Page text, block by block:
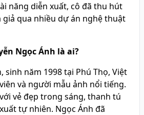
năng diễn xuất, cô đã thu hút
giả qua nhiều dự án nghệ thuật
Ngọc Ánh là ai?
sinh năm 1998 tại Phú Thọ, Việt
và người mẫu ảnh nổi tiếng.
vẻ đẹp trong sáng, thanh tú
tự nhiên. Ngọc Ánh đã